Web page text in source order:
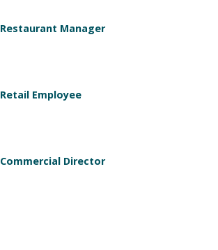
Restaurant Manager
Retail Employee
Commercial Director